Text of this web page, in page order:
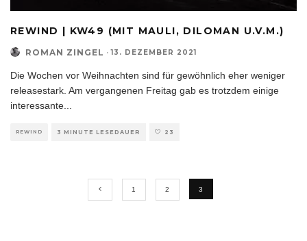
REWIND | KW49 (MIT MAULI, DILOMAN U.V.M.)
ROMAN ZINGEL · 13. DEZEMBER 2021
Die Wochen vor Weihnachten sind für gewöhnlich eher weniger
releasestark. Am vergangenen Freitag gab es trotzdem einige
interessante
REWIND 3 MINUTE LESEDAUER 23
1 2 3